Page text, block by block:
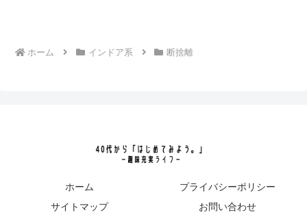
ホーム インドア系 断捨離
ホーム
プライバシーポリシー
サイトマップ
お問い合わせ